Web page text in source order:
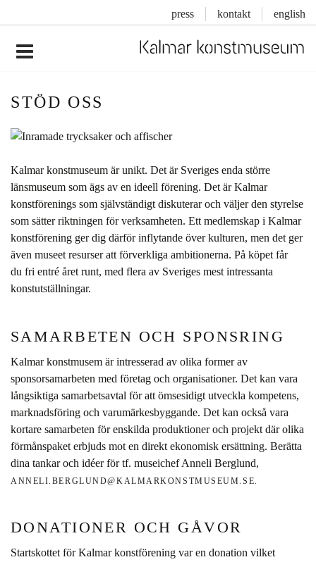
press kontakt english
STÖD OSS
Kalmar konstmuseum är unikt. Det är Sveriges enda större
länsmuseum som ägs av en ideell förening. Det är Kalmar
konstförenings som självständigt diskuterar och väljer den styrelse
som sätter riktningen för verksamheten. Ett medlemskap i Kalmar
konstförening ger dig därför inflytande över kulturen, men det ger
även museet resurser att förverkliga ambitionerna. På köpet får
du fri entré året runt, med flera av Sveriges mest intressanta
konstutställningar.
SAMARBETEN OCH SPONSRING
Kalmar konstmusem är intresserad av olika former av
sponsorsamarbeten med företag och organisationer. Det kan vara
långsiktiga samarbetsavtal för att ömsesidigt utveckla kompetens,
marknadsföring och varumärkesbyggande. Det kan också vara
kortare samarbeten för enskilda produktioner och projekt där olika
förmånspaket erbjuds mot en direkt ekonomisk ersättning. Berätta
dina tankar och idéer för tf. museichef Anneli Berglund,
ANNELI.BERGLUND@KALMARKONSTMUSEUM.SE.
DONATIONER OCH GÅVOR
Startskottet för Kalmar konstförening var en donation vilket